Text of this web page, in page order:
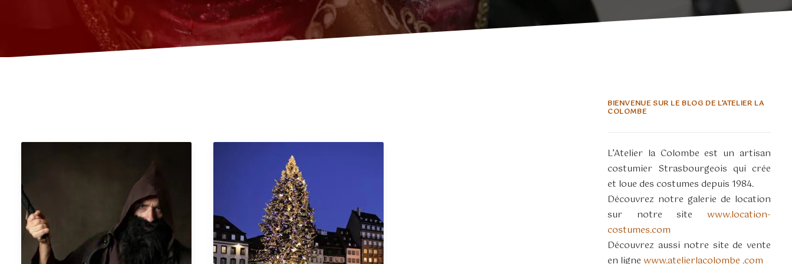
BIENVENUE SUR LE BLOG DE L’ATELIER LA
COLOMBE
L’Atelier la Colombe est un artisan
costumier Strasbourgeois qui crée
et loue des costumes depuis 1984.
Découvrez notre galerie de location
sur notre site www.location-
costumes.com
Découvrez aussi notre site de vente
en ligne www.atelierlacolombe .com